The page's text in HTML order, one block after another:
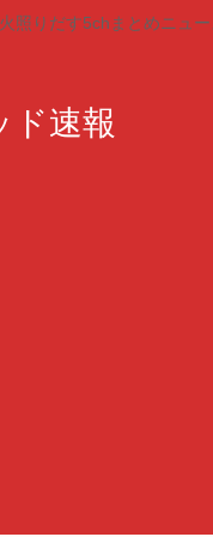
照りだす5chまとめニュ
ド速報